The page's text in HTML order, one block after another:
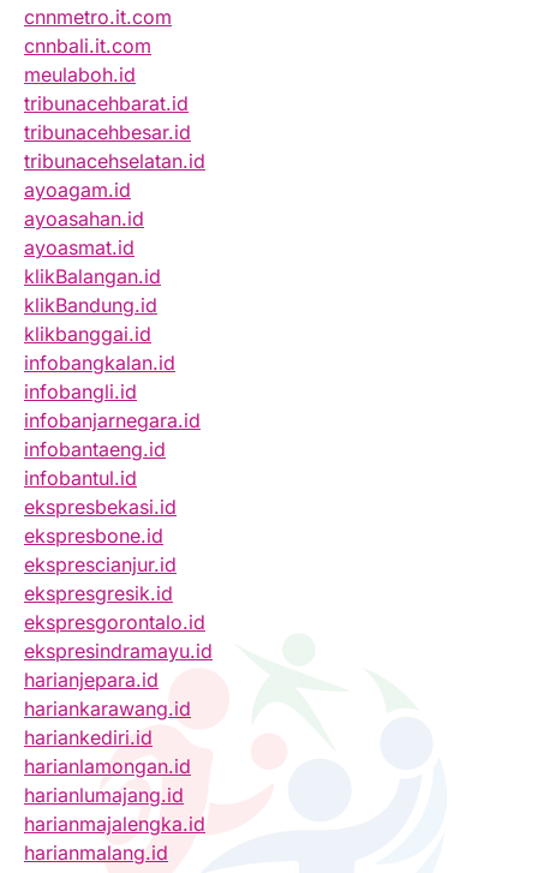
cnnmetro.it.com
cnnbali.it.com
meulaboh.id
tribunacehbarat.id
tribunacehbesar.id
tribunacehselatan.id
ayoagam.id
ayoasahan.id
ayoasmat.id
klikBalangan.id
klikBandung.id
klikbanggai.id
infobangkalan.id
infobangli.id
infobanjarnegara.id
infobantaeng.id
infobantul.id
ekspresbekasi.id
ekspresbone.id
eksprescianjur.id
ekspresgresik.id
ekspresgorontalo.id
ekspresindramayu.id
harianjepara.id
hariankarawang.id
hariankediri.id
harianlamongan.id
harianlumajang.id
harianmajalengka.id
harianmalang.id